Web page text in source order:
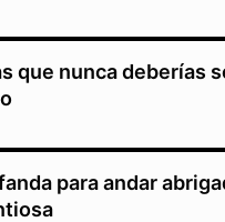
que nunca deberías
para andar